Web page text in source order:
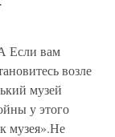
вам
возле
музей
у этого
музея».Не